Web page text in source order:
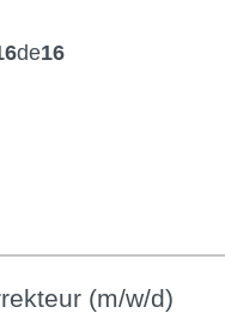
de16
(m/w/d)